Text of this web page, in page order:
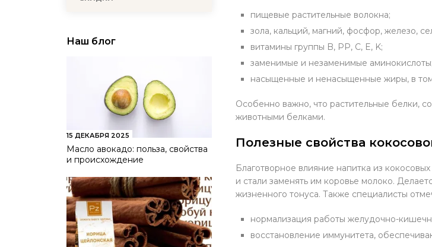
Наш блог
15 ДЕКАБРЯ 2025
Масло авокадо: польза, свойства
и происхождение
пищевые растительные волокна;
зола, кальций, магний, фосфор, железо,
витамины группы B, PP, C, E, K;
заменимые и незаменимые аминокислоты;
насыщенные и ненасыщенные жиры, в
Особенно важно, что растительные белки,
животными белками.
Полезные свойства
Благотворное влияние напитка из
и стали заменять им коровье молоко.
жизненного тонуса. Также специалисты
нормализация работы желудочно-
восстановление иммунитета,